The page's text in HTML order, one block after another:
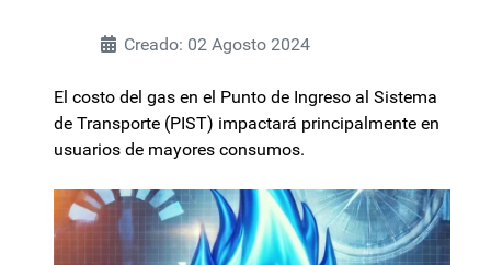
Creado: 02 Agosto 2024
El costo del gas en el Punto de Ingreso al Sistema
de Transporte (PIST) impactará principalmente en
usuarios de mayores consumos.